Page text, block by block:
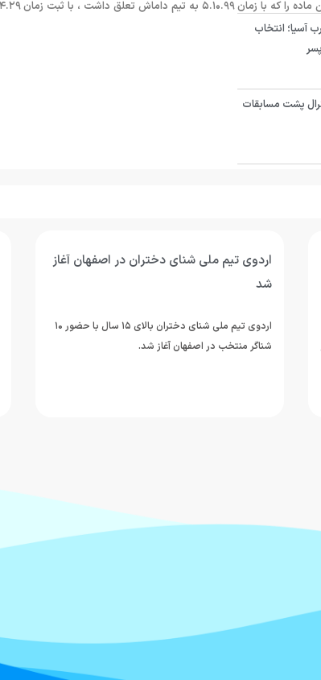
آسیا؛ انتخاب
به فینال ۵۰ متر کرال پشت مسابقات
اردوی تیم ملی شنای دختران در اصفهان آغاز
شد
اردوی تیم ملی شنای دختران بالای ۱۵ سال با حضور ۱۰
شناگر منتخب در اصفهان آغاز شد.